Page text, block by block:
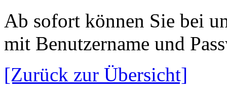
Ab sofort können Sie bei
mit Benutzername und
[Zurück zur Übersicht]